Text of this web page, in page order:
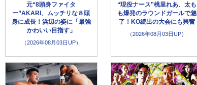
元“8頭身ファイタ
ー”AKARI、ムッチリな８頭
身に成長！浜辺の姿に「最強
かわいい目指す」
（2026年08月03日UP）
“現役ナース”桃里れあ、太も
も爆発のラウンドガールで魅
了！KO続出の大会にも興奮
（2026年08月03日UP）